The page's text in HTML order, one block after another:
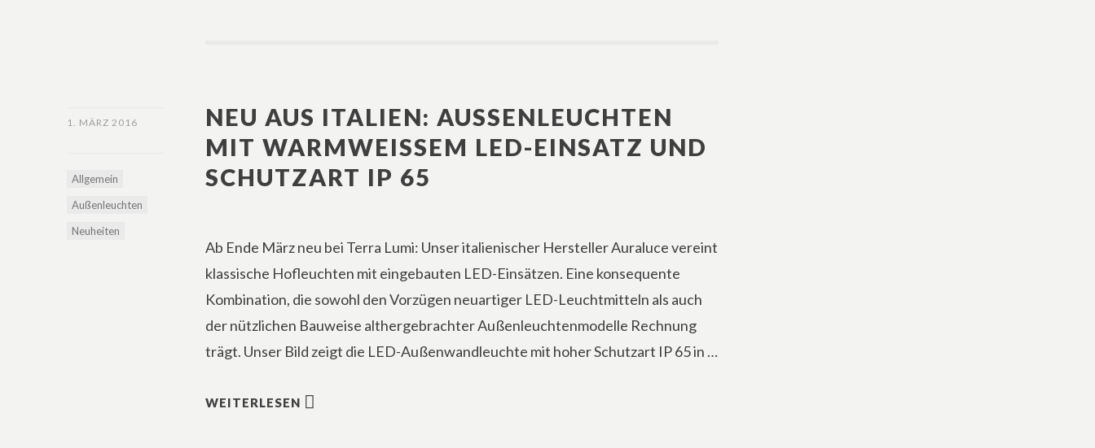
1. MÄRZ 2016
Allgemein
Außenleuchten
Neuheiten
NEU AUS ITALIEN: AUSSENLEUCHTEN M
IT WARMWEISSEM LED-EINSATZ UND SC
HUTZART IP 65
Ab Ende März neu bei Terra Lumi: Unser italienischer Hersteller Auraluce vereint
klassische Hofleuchten mit eingebauten LED-Einsätzen. Eine konsequente
Kombination, die sowohl den Vorzügen neuartiger LED-Leuchtmitteln als auch
der nützlichen Bauweise althergebrachter Außenleuchtenmodelle Rechnung
trägt. Unser Bild zeigt die LED-Außenwandleuchte mit hoher Schutzart IP 65 in …
WEITERLESEN